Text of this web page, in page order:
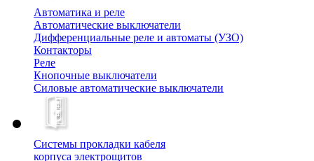
Автоматика и реле
Автоматические выключатели
Дифференциальные реле и автоматы (УЗО)
Контакторы
Реле
Кнопочные выключатели
Силовые автоматические выключатели
Системы прокладки кабеля
корпуса электрощитов